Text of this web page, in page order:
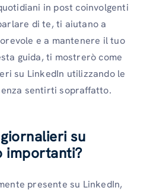
in post coinvolgenti
di te, ti aiutano a
e a mantenere il tuo
guida, ti mostrerò come
su LinkedIn utilizzando le
sentirti sopraffatto.
su
importanti?
presente su LinkedIn,